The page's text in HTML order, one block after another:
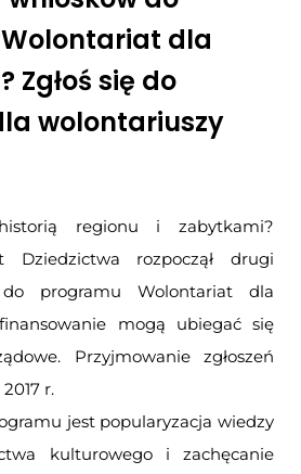
dla
Zgłoś się do
wolontariuszy
regionu i zabytkami?
Dziedzictwa rozpoczął drugi
programu Wolontariat dla
mogą ubiegać się
Przyjmowanie zgłoszeń
r.
jest popularyzacja wiedzy
kulturowego i zachęcanie